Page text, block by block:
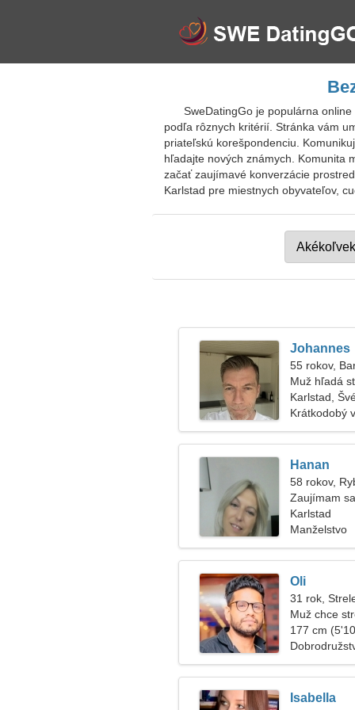
SweDatingGo je populárna
podľa rôznych kritérií. Stránka vám
priateľskú korešpondenciu.
hľadajte nových známych. Komunita
začať zaujímavé konverzácie
Karlstad pre miestnych obyvateľov,
Johannes
55 rokov,
Muž hľadá
Karlstad,
Krátkodobý
Hanan
58 rokov,
Zaujímam
Karlstad
Manželstvo
Oli
31 rok,
Muž chce
177 cm
Isabella